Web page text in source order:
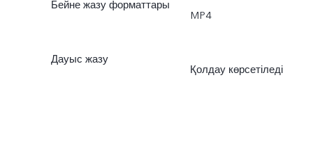
Бейне жазу форматтары
MP4
Дауыс жазу
Қолдау көрсетіледі